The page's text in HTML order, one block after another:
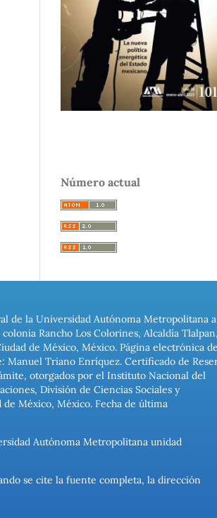
Número actual
de la Universidad Autónoma Metropolitana a
Rancho Los Colorines, Alcaldía Tlalpan,
de México, México. Página electrónica
Triano Enríquez. Certificado de
otorgados por el Instituto Nacional del
División de Ciencias Sociales y
de México, México. Fecha de última
Autónoma Metropolitana unidad
se cite la fuente completa, la dirección